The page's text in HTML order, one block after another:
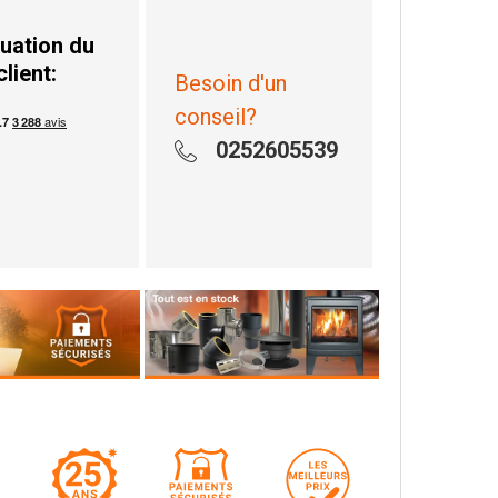
du
Besoin d'un
conseil?
0252605539